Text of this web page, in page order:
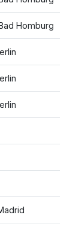
Homburg